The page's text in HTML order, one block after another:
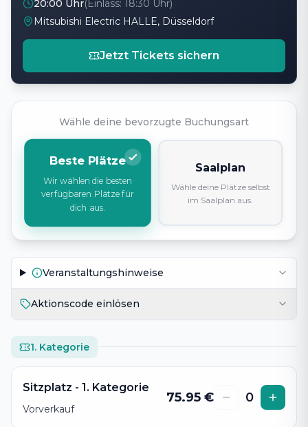
20:00 Uhr(Einlass: 18:30 Uhr)
Mitsubishi Electric HALLE, Düsseldorf
Jetzt Tickets sichern
Wähle deine bevorzugte Buchungsart
Beste Plätze
Wir wählen die besten
verfügbaren Plätze für
dich aus.
Saalplan
Wähle deine Plätze selbst
im Saalplan aus.
Veranstaltungshinweise
Aktionscode einlösen
1. Kategorie
Sitzplatz - 1. Kategorie
Vorverkauf
75.95 € 0